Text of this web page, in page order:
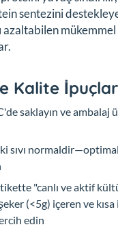
sentezini
azaltabilen
Kalite
saklayın ve ambalaj
sıvı
"canlı ve aktif
(<5g) içeren ve
edin